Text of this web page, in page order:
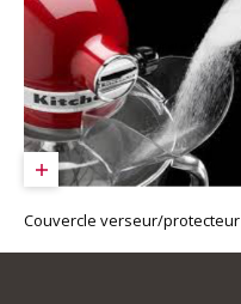
Couvercle verseur/protecteur